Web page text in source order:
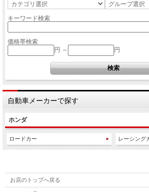
キーワード検索
価格帯検索
円 ～
円
自動車メーカーで探す
ホンダ
ロードカー レーシング
お店のトップへ戻る